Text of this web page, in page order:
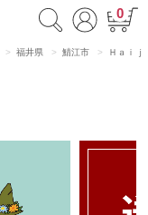
0
福井県 鯖江市
Ｈａｉｊ